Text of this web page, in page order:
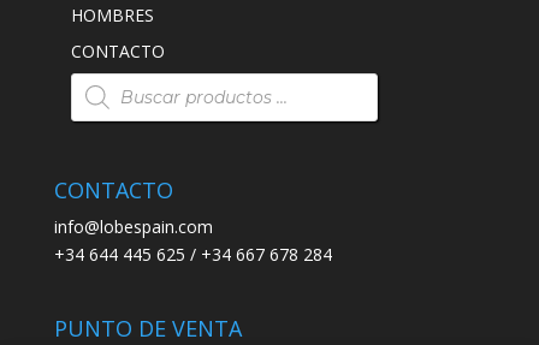
HOMBRES
CONTACTO
Búsqueda
de
productos
CONTACTO
info@lobespain.com
+34 644 445 625 / +34 667 678 284
PUNTO DE VENTA